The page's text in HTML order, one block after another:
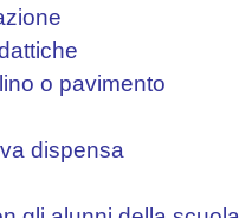
o pavimento
dispensa